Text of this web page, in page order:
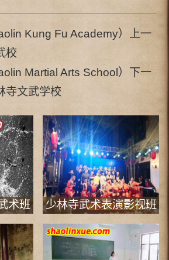
Kung Fu Academy）上一
校
Martial Arts School）下一
寺文武学校
术班 少林寺武术表演影视班